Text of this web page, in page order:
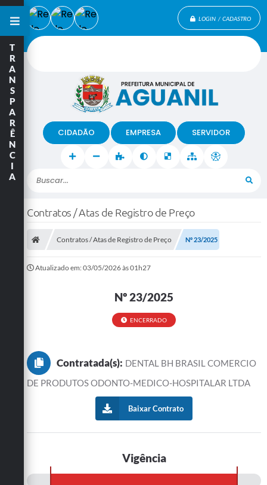
LOGIN / CADASTRO
Buscar...
CIDADÃO EMPRESA SERVIDOR
T
R
A
N
S
P
A
R
Ê
N
C
I
A
Contratos / Atas de Registro de Preço
Contratos / Atas de Registro de Preço Nº 23/2025
Atualizado em: 03/05/2026 às 01h27
Nº 23/2025
ENCERRADO
Contratada(s): DENTAL BH BRASIL COMERCIO
DE PRODUTOS ODONTO-MEDICO-HOSPITALAR LTDA
Baixar Contrato
Vigência